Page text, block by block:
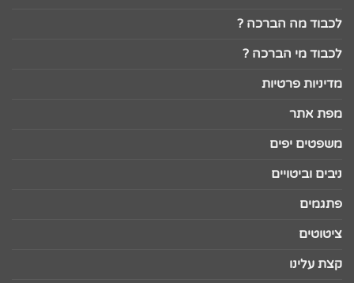
לכבוד מה הברכה ?
לכבוד מי הברכה ?
מדיניות פרטיות
מפת אתר
משפטים יפים
ניבים וביטויים
פתגמים
ציטוטים
קצת עלינו